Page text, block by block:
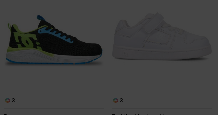
3 3